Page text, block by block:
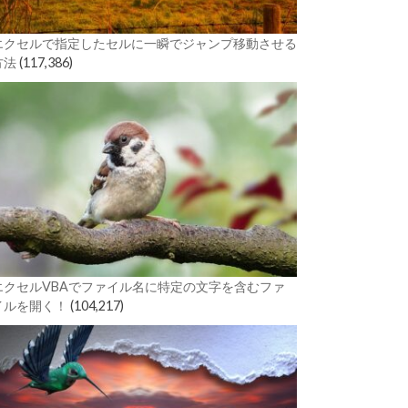
クセルで指定したセルに一瞬でジャンプ移動させる
法(117,386)
クセルVBAでファイル名に特定の文字を含むファ
ルを開く！ (104,217)